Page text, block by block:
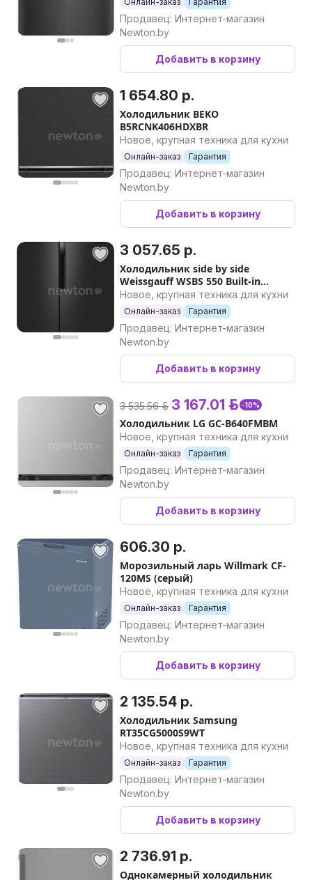
Продавец: Интернет-магазин
Newton.by
Добавить в корзину
1 654.80 р.
Холодильник BEKO
B5RCNK406HDXBR
Новое, крупная техника для кухни
Онлайн-заказ Гарантия
Продавец: Интернет-магазин
Newton.by
Добавить в корзину
3 057.65 р.
Холодильник side by side
Weissgauff WSBS 550 Built-in
NoFrost Inverter Black
Новое, крупная техника для кухни
Онлайн-заказ Гарантия
Продавец: Интернет-магазин
Newton.by
Добавить в корзину
3 535.56 р. 3 167.01 р. -10%
Холодильник LG GC-B640FMBM
Новое, крупная техника для кухни
Онлайн-заказ Гарантия
Продавец: Интернет-магазин
Newton.by
Добавить в корзину
606.30 р.
Морозильный ларь Willmark CF-
120MS (серый)
Новое, крупная техника для кухни
Онлайн-заказ Гарантия
Продавец: Интернет-магазин
Newton.by
Добавить в корзину
2 135.54 р.
Холодильник Samsung
RT35CG5000S9WT
Новое, крупная техника для кухни
Онлайн-заказ Гарантия
Продавец: Интернет-магазин
Newton.by
Добавить в корзину
2 736.91 р.
Однокамерный холодильник